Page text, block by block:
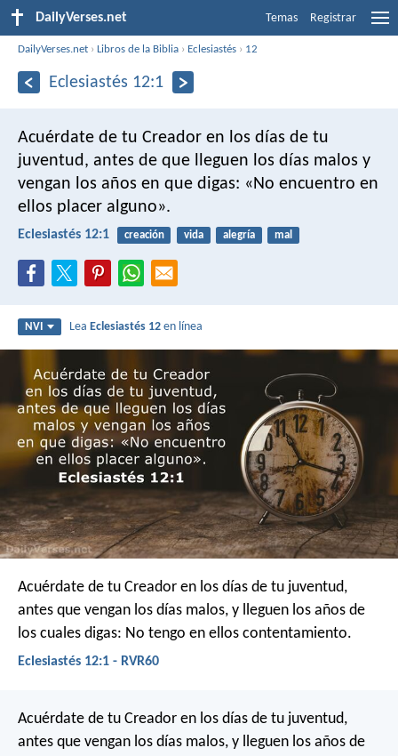
DailyVerses.net Temas Registrar
DailyVerses.net ›Libros de la Biblia › Eclesiastés › 12
Eclesiastés 12:1
Acuérdate de tu Creador en los días de tu
juventud, antes de que lleguen los días malos y
vengan los años en que digas: «No encuentro en
ellos placer alguno».
Eclesiastés 12:1 creación vida alegría mal
NVI LeaEclesiastés 12 en línea
Acuérdate de tu Creador en los días de tu juventud,
antes que vengan los días malos, y lleguen los años de
los cuales digas: No tengo en ellos contentamiento.
Eclesiastés 12:1 - RVR60
Acuérdate de tu Creador en los días de tu juventud,
antes que vengan los días malos, y lleguen los años de